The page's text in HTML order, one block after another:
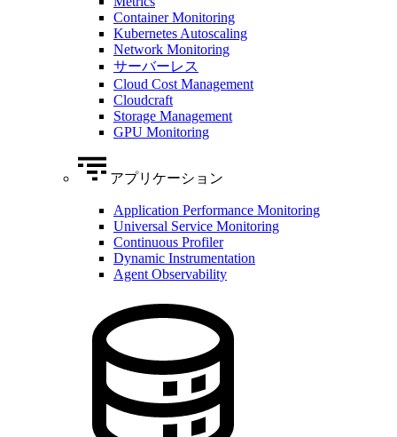
Container Monitoring
Kubernetes Autoscaling
Network Monitoring
サーバーレス
Cloud Cost Management
Cloudcraft
Storage Management
GPU Monitoring
アプリケーション
Application Performance Monitoring
Universal Service Monitoring
Continuous Profiler
Dynamic Instrumentation
Agent Observability